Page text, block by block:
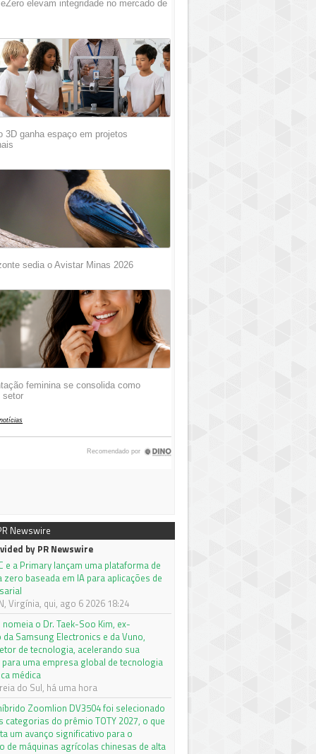
Newswire
by PR Newswire
e a Primary lançam uma plataforma de
zero baseada em IA para aplicações de
Virgínia, qui, ago 6 2026 18:24
nomeia o Dr. Taek-Soo Kim, ex-
da Samsung Electronics e da Vuno,
de tecnologia, acelerando sua
uma empresa global de tecnologia
médica
do Sul, há uma hora
Zoomlion DV3504 foi selecionado
categorias do prêmio TOTY 2027, o que
um avanço significativo para o
de máquinas agrícolas chinesas de alta